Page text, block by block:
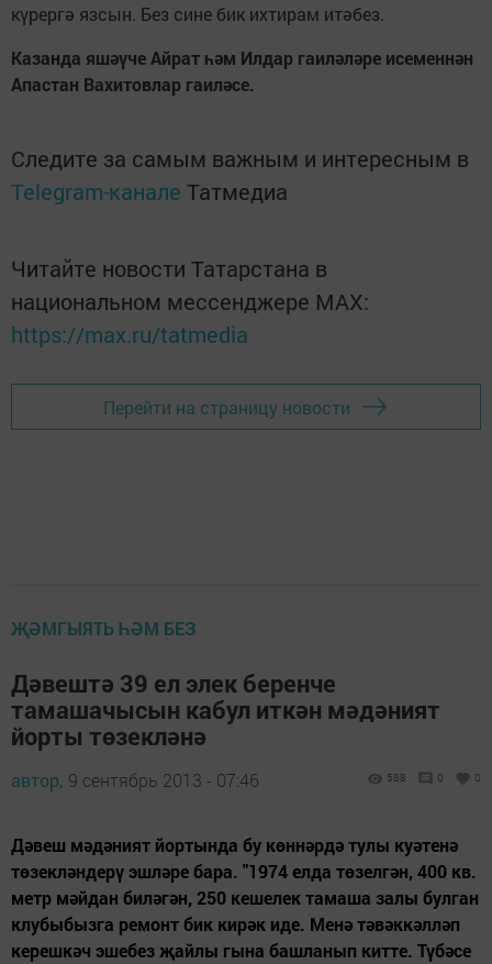
күрергә язсын. Без сине бик ихтирам итәбез.
Казанда яшәүче Айрат һәм Илдар гаиләләре исеменнән
Апастан Вахитовлар гаиләсе.
Следите за самым важным и интересным в
Telegram-канале Татмедиа
Читайте новости Татарстана в
национальном мессенджере MАХ:
https://max.ru/tatmedia
Перейти на страницу новости
ҖӘМГЫЯТЬ ҺӘМ БЕЗ
Дәвештә 39 ел элек беренче
тамашачысын кабул иткән мәдәният
йорты төзекләнә
автор, 9 сентябрь 2013 - 07:46 588 0 0
Дәвеш мәдәният йортында бу көннәрдә тулы куәтенә
төзекләндерү эшләре бара. "1974 елда төзелгән, 400 кв.
метр мәйдан биләгән, 250 кешелек тамаша залы булган
клубыбызга ремонт бик кирәк иде. Менә тәвәккәлләп
керешкәч эшебез җайлы гына башланып китте. Түбәсе